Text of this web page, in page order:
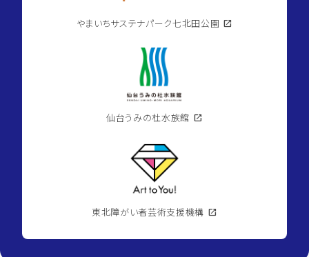
2026.08.09
ス
市
やまいちサステナパーク七北田公園 open_in_new
仙台うみの杜水族館 open_in_new
東北障がい者芸術支援機構 open_in_new